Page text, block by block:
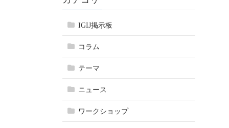
IGIJ掲示板
コラム
テーマ
ニュース
ワークショップ